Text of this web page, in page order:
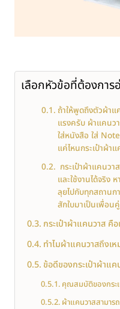
เลือกหัวข้อที่ต้องการ
ถ้าให้พูดถึงตัวผ้า
แรงครับ ผ้าแคนว
ใส่หนังสือ ใส่
แค่ไหนกระเป๋าผ้า
กระเป๋าผ้าแคนว
และใช้งานได้จริง
ลุยไปกับทุกสถานก
สักใบมาเป็นเพื่อน
กระเป๋าผ้าแคนวาส คื
ทำไมผ้าแคนวาสถึงเห
ข้อดีของกระเป๋าผ้าแค
คุณสมบัติของกระ
ผ้าแคนวาสสามาร